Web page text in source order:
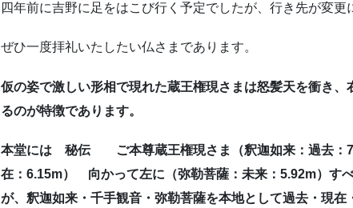
四年前に吉野に足をはこび行く予定でしたが、行き先が変更
ぜひ一度拝礼いたしたい仏さまであります。
仮の姿で激しい形相で現れた蔵王権現さまは怒髪天を衝き
るのが特徴であります。
本堂には 秘伝 ご本尊蔵王権現さま（釈迦如来：過去：
在：6.15m） 向かって左に（弥勒菩薩：未来：5.92m）す
が、釈迦如来・千手観音・弥勒菩薩を本地として過去・現在